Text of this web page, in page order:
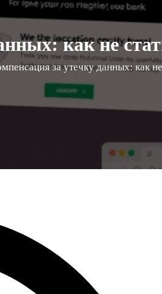
как не
за утечку данных: как